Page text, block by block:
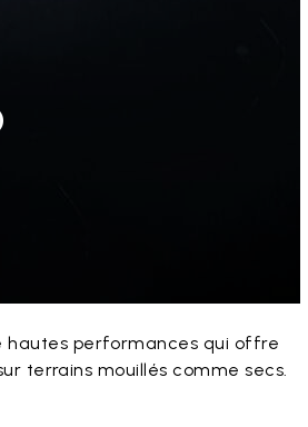
hautes performances qui offre
terrains mouillés comme secs.